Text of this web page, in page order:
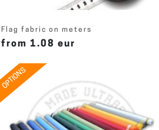
Flag fabric on meters
from 1.08 eur
OPTIONS